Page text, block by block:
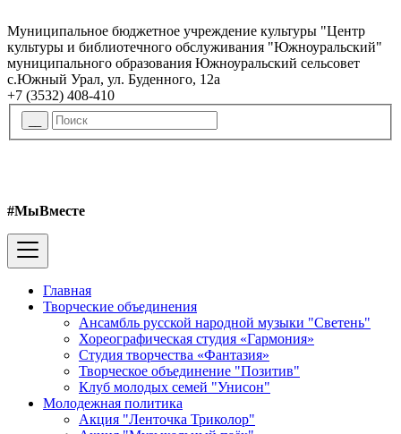
Муниципальное бюджетное учреждение культуры "Центр
культуры и библиотечного обслуживания "Южноуральский"
муниципального образования Южноуральский сельсовет
с.Южный Урал, ул. Буденного, 12а
+7 (3532) 408-410
#МыВместе
Главная
Творческие объединения
Ансамбль русской народной музыки "Светень"
Хореографическая студия «Гармония»
Студия творчества «Фантазия»
Творческое объединение "Позитив"
Клуб молодых семей "Унисон"
Молодежная политика
Акция "Ленточка Триколор"